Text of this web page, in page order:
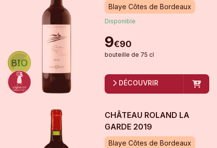
Blaye Côtes de Bordeaux
Disponible
9€90
bouteille de 75 cl
DÉCOUVRIR
CHÂTEAU ROLAND LA
GARDE 2019
Blaye Côtes de Bordeaux